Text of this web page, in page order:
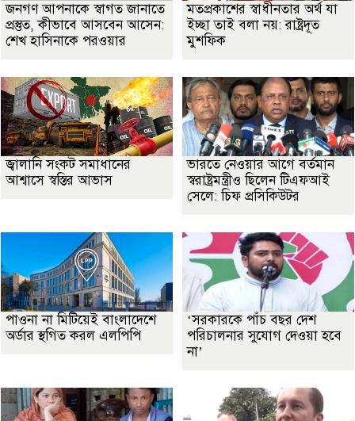
জনগণ আপনাকে স্বাগত জানাতে
প্রস্তুত, কীভাবে আসবেন আসেন:
শেখ হাসিনাকে পরওয়ার
মতপ্রকাশের স্বাধীনতার অর্থ যা
ইচ্ছা তাই বলা নয়: রাষ্ট্রদূত
মুশফিক
জ্বালানি সংকট সমাধানের
আশ্বাসে স্বস্তির আভাস
ভারতে নেওয়ার আগে বর্তমান
স্বরাষ্ট্রমন্ত্রীও ছিলেন টিএফআই
সেলে: চিফ প্রসিকিউটর
পাওনা না মিটিয়েই বাংলাদেশে
অর্ডার স্থগিত করল এলপিপি
‘সরকারকে পাঁচ বছর দেশ
পরিচালনার সুযোগ দেওয়া হবে
না’